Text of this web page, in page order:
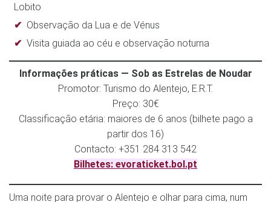
Lobito
Observação da Lua e de Vénus
Visita guiada ao céu e observação noturna
Informações práticas — Sob as Estrelas de Noudar
Promotor: Turismo do Alentejo, E.R.T.
Preço: 30€
Classificação etária: maiores de 6 anos (bilhete pago a
partir dos 16)
Contacto: +351 284 313 542
Bilhetes: evoraticket.bol.pt
Uma noite para provar o Alentejo e olhar para cima, num